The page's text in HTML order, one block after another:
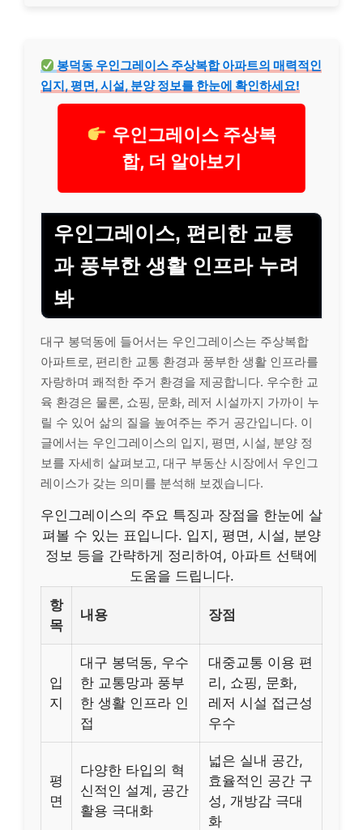
봉덕동 우인그레이스 주상복합 아파트의 매력적인
입지, 평면, 시설, 분양 정보를 한눈에 확인하세요!
우인그레이스 주상복
합, 더 알아보기
우인그레이스, 편리한 교통
과 풍부한 생활 인프라 누려
봐
대구 봉덕동에 들어서는 우인그레이스는 주상복합
아파트로, 편리한 교통 환경과 풍부한 생활 인프라를
자랑하며 쾌적한 주거 환경을 제공합니다. 우수한 교
육 환경은 물론, 쇼핑, 문화, 레저 시설까지 가까이 누
릴 수 있어 삶의 질을 높여주는 주거 공간입니다. 이
글에서는 우인그레이스의 입지, 평면, 시설, 분양 정
보를 자세히 살펴보고, 대구 부동산 시장에서 우인그
레이스가 갖는 의미를 분석해 보겠습니다.
우인그레이스의 주요 특징과 장점을 한눈에 살
펴볼 수 있는 표입니다. 입지, 평면, 시설, 분양
정보 등을 간략하게 정리하여, 아파트 선택에
도움을 드립니다.
항
목
내용 장점
입
지
대구 봉덕동, 우수
한 교통망과 풍부
한 생활 인프라 인
접
대중교통 이용 편
리, 쇼핑, 문화,
레저 시설 접근성
우수
평
면
다양한 타입의 혁
신적인 설계, 공간
활용 극대화
넓은 실내 공간,
효율적인 공간 구
성, 개방감 극대
화